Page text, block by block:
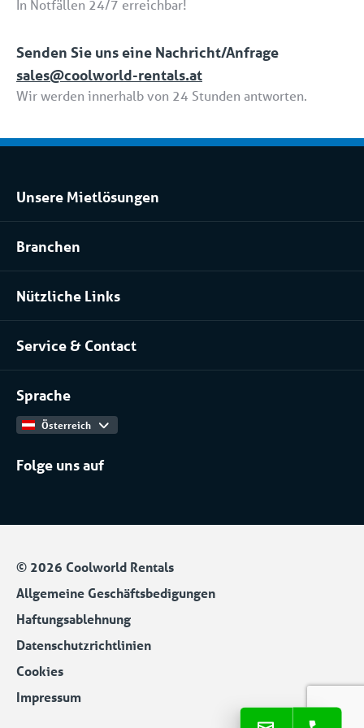
In Notfällen 24/7 erreichbar!
Senden Sie uns eine Nachricht/Anfrage
sales@coolworld-rentals.at
Wir werden innerhalb von 24 Stunden antworten.
Unsere Mietlösungen
Kühlraum und Tiefkühlraum mieten
Prozessanlage mieten
Klimatisierung mieten
Branchen
Lebensmittel
Pharma
Serverraum & Rechenzentren
Chemische industrie
Installateure
Nützliche Links
Über uns
Unser Team
Arbeiten bei
Produktkatalog
Service & Contact
Kontakt
Sprache
Österreich
Folge uns auf
© 2026 Coolworld Rentals
Allgemeine Geschäftsbedigungen
Haftungsablehnung
Datenschutzrichtlinien
Cookies
Impressum